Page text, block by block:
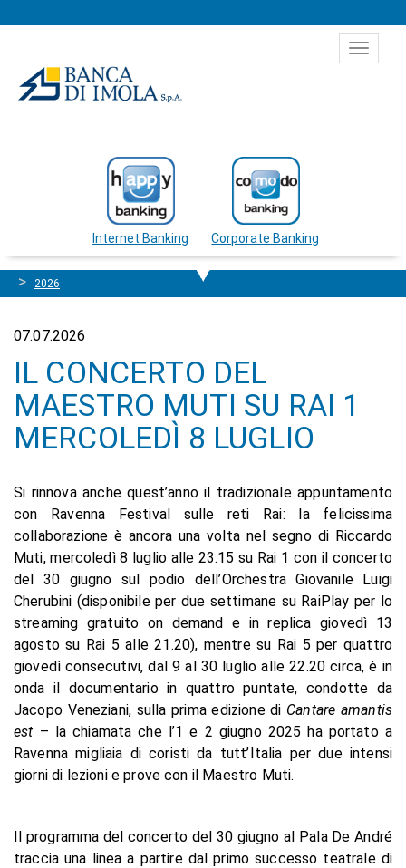
Toggle
Internet Banking Corporate Banking
2026
07.07.2026
IL CONCERTO DEL
MAESTRO MUTI SU RAI 1
MERCOLEDÌ 8 LUGLIO
Si rinnova anche quest’anno il tradizionale appuntamento
con Ravenna Festival sulle reti Rai: la felicissima
collaborazione è ancora una volta nel segno di Riccardo
Muti, mercoledì 8 luglio alle 23.15 su Rai 1 con il concerto
del 30 giugno sul podio dell’Orchestra Giovanile Luigi
Cherubini (disponibile per due settimane su RaiPlay per lo
streaming gratuito on demand e in replica giovedì 13
agosto su Rai 5 alle 21.20), mentre su Rai 5 per quattro
giovedì consecutivi, dal 9 al 30 luglio alle 22.20 circa, è in
onda il documentario in quattro puntate, condotte da
Jacopo Veneziani, sulla prima edizione di Cantare amantis
est – la chiamata che l’1 e 2 giugno 2025 ha portato a
Ravenna migliaia di coristi da tutt’Italia per due intensi
giorni di lezioni e prove con il Maestro Muti.
Il programma del concerto del 30 giugno al Pala De André
traccia una linea a partire dal primo successo teatrale di